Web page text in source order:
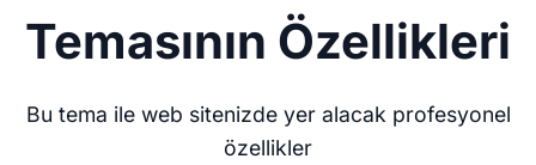
Temasının Özellikleri
Bu tema ile web sitenizde yer alacak profesyonel
özellikler